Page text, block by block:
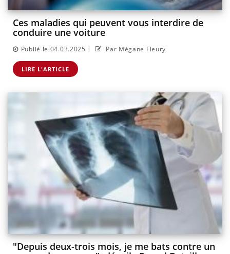
Ces maladies qui peuvent vous interdire de
conduire une voiture
Publié le 04.03.2025 | Par Mégane Fleury
LIRE L'ARTICLE
"Depuis deux-trois mois, je me bats contre un